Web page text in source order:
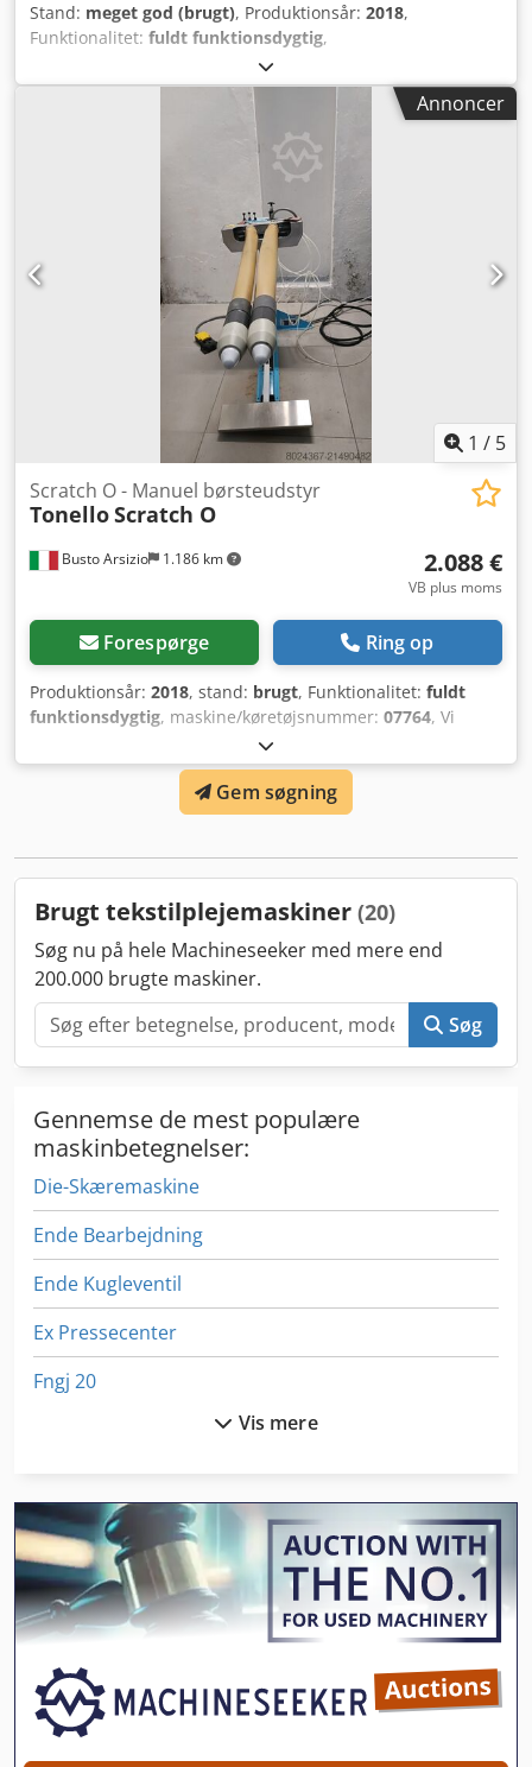
Stand: meget god (brugt), Produktionsår: 2018,
Funktionalitet: fuldt funktionsdygtig,
07758
industrielle vaskemaskine Tonello 70 L1 ECOFREE 2 i meget
god stand, årgang 2018. Cjdpfx Ajyt Hcwodqsrf Mærke:
Tonello Model: 70 L1 ECOFREE 2 Årgang: 2018 Stand:
meget god Kategori ID: 2065 Type ID: 1018 Type: industriel
vaskemaskine Kontakt os gerne via besked eller telefon,
hvis du har spørgsmål eller ønsker yderligere information.
Annoncer
1 / 5
Busto Arsizio 1.186 km
Scratch O - Manuel børsteudstyr
TonelloScratch O
2.088 €
VB plus moms
Forespørge Ring op
Produktionsår: 2018, stand: brugt, Funktionalitet: fuldt
funktionsdygtig, maskine/køretøjsnummer: 07764, Vi
tilbyder dette brugte manuelle børsteudstyr Tonello
Scratch O, årgang 2018. Maskintype: Scratch O
Serienummer: 07764 Produktionsår: 2016 Trykluft: 7 bar
Vægt: 36 kg Codpfx Adjyt I Hwjqorf Hvis du har spørgsmål
til at sende os en besked eller ringe til os.
Gem søgning
Brugt tekstilplejemaskiner (20)
Søg nu på hele Machineseeker med mere end
200.000 brugte maskiner.
Søg
Gennemse de mest populære
maskinbetegnelser:
Die-Skæremaskine
Ende Bearbejdning
Ende Kugleventil
Ex Pressecenter
Fngj 20
German
Gkt 60
Hsc 20 Linear
Håndtering Af
Idx 23
Vis mere